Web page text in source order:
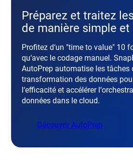
Préparez et traitez
de manière simple et
Profitez d‘un "time to value" 10
qu‘avec le codage manuel.
AutoPrep automatise les tâches
transformation des données
l‘efficacité et accélérer
données dans le cloud.
Découvrir AutoPrep